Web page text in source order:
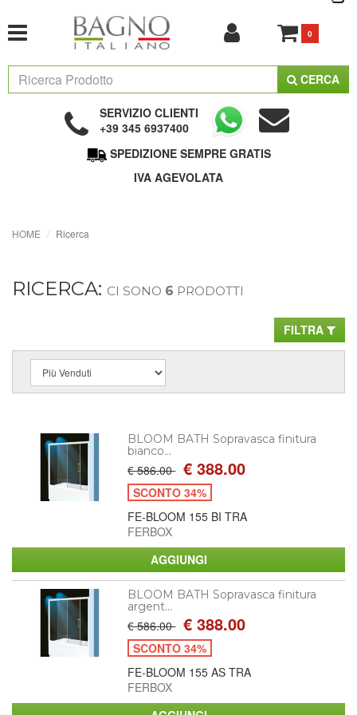
0
CERCA
SERVIZIO CLIENTI
+39 345 6937400
SPEDIZIONE SEMPRE GRATIS
IVA AGEVOLATA
HOME Ricerca
RICERCA: CI SONO 6 PRODOTTI
FILTRA
BLOOM BATH Sopravasca finitura
bianco...
€ 586.00 € 388.00
SCONTO 34%
FE-BLOOM 155 BI TRA
FERBOX
BLOOM BATH Sopravasca finitura
argent...
€ 586.00 € 388.00
SCONTO 34%
FE-BLOOM 155 AS TRA
FERBOX